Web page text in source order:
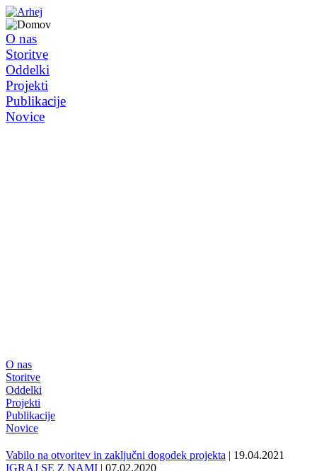
O nas
Storitve
Oddelki
Projekti
Publikacije
Novice
O nas
Storitve
Oddelki
Projekti
Publikacije
Novice
Vabilo na otvoritev in zaključni dogodek projekta | 19.04.2021
IGRAJ SE Z NAMI | 07.02.2020